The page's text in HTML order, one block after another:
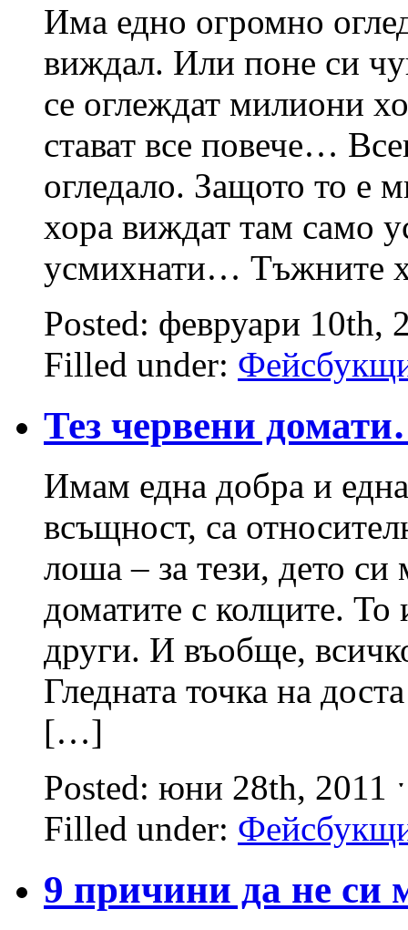
Има едно огромно
виждал. Или поне си
се оглеждат милиони
стават все повече…
огледало. Защото то е
хора виждат там само
усмихнати… Тъжните
Posted: февруари 10th,
Filled under:
Тез червени
Имам една добра и
всъщност, са
лоша – за тези, дето
доматите с колците.
други. И въобще,
Гледната точка на
[…]
Posted: юни 28th, 2011
Filled under:
9 причини да не си